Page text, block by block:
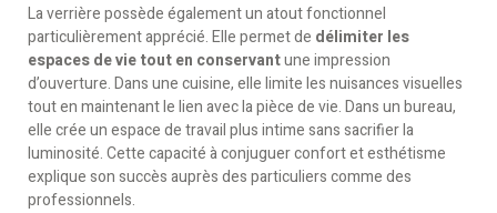
La verrière possède également un atout fonctionnel
particulièrement apprécié. Elle permet de délimiter les
espaces de vie tout en conservantune impression
d’ouverture. Dans une cuisine, elle limite les nuisances visuelles
tout en maintenant le lien avec la pièce de vie. Dans un bureau,
elle crée un espace de travail plus intime sans sacrifier la
luminosité. Cette capacité à conjuguer confort et esthétisme
explique son succès auprès des particuliers comme des
professionnels.